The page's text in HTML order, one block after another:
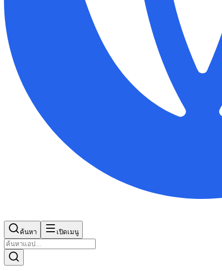
ค้นหา เปิดเมนู